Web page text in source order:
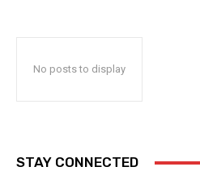
No posts to display
STAY CONNECTED